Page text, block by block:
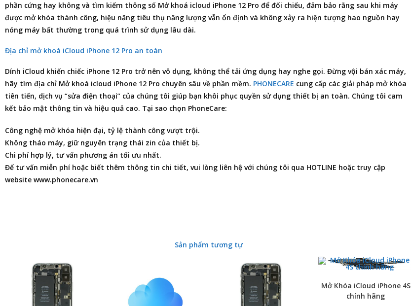
phần cứng hay không và tìm kiếm thông số Mở khoá icloud iPhone 12 Pro để đối chiếu, đảm bảo rằng sau khi máy
được mở khóa thành công, hiệu năng tiêu thụ năng lượng vẫn ổn định và không xảy ra hiện tượng hao nguồn hay
nóng máy bất thường trong quá trình sử dụng lâu dài.
Địa chỉ mở khoá iCloud iPhone 12 Pro an toàn
Dính iCloud khiến chiếc iPhone 12 Pro trở nên vô dụng, không thể tải ứng dụng hay nghe gọi. Đừng vội bán xác máy,
hãy tìm địa chỉ Mở khoá icloud iPhone 12 Pro chuyên sâu về phần mềm. PHONECARE cung cấp các giải pháp mở khóa
tiên tiến, dịch vụ “sửa điện thoại” của chúng tôi giúp bạn khôi phục quyền sử dụng thiết bị an toàn. Chúng tôi cam
kết bảo mật thông tin và hiệu quả cao. Tại sao chọn PhoneCare:
Công nghệ mở khóa hiện đại, tỷ lệ thành công vượt trội.
Không tháo máy, giữ nguyên trạng thái zin của thiết bị.
Chi phí hợp lý, tư vấn phương án tối ưu nhất.
Để tư vấn miễn phí hoặc biết thêm thông tin chi tiết, vui lòng liên hệ với chúng tôi qua HOTLINE hoặc truy cập
website www.phonecare.vn
Sản phẩm tương tự
Mở Khóa iCloud iPhone 4S
chính hãng